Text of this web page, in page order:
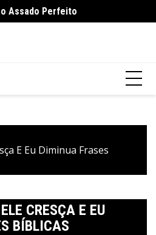
Assado Perfeito
E Eu Diminua Frases
CRESÇA E EU
BÍBLICAS